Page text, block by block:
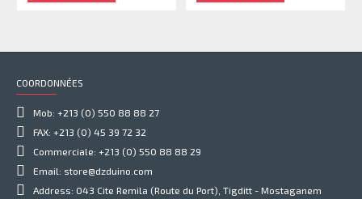
COORDONNÉES
Mob: +213 (0) 550 88 88 27
FAX: +213 (0) 45 39 72 32
Commerciale: +213 (0) 550 88 88 29
Email: store@dzduino.com
Address: 043 Cite Remila (Route du Port), Tigditt - Mostaganem